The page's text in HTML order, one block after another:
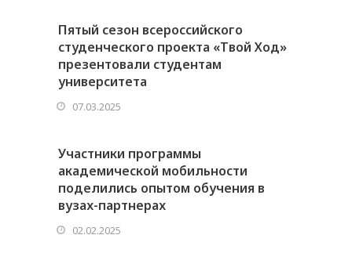
Пятый сезон всероссийского
студенческого проекта «Твой Ход»
презентовали студентам
университета
07.03.2025
Участники программы
академической мобильности
поделились опытом обучения в
вузах-партнерах
02.02.2025